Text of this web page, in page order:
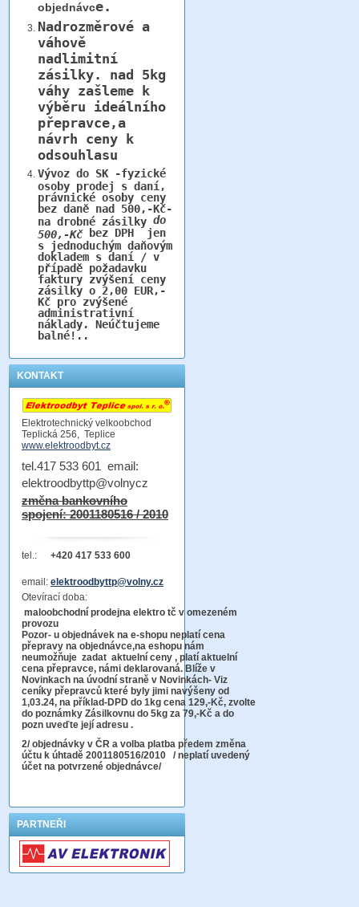
objednávce.
Nadrozměrové a
váhově
nadlimitní
zásilky. nad 5kg
váhy zašleme k
výběru ideálního
přepravce,a
návrh ceny k
odsouhlasu
Vývoz do SK -fyzické
osoby prodej s daní,
právnické osoby ceny
bez daně nad 500,-Kč-
na drobné zásilky do
500,-Kčbez DPH jen
s jednoduchým daňovým
dokladem s daní / v
případě požadavku
faktury zvýšení ceny
zásilky o 2,00 EUR,-
Kč pro zvýšené
administrativní
náklady. Neúčtujeme
balné!..
KONTAKT
Elektrotechnický velkoobchod
Teplická 256, Teplice
www.elektroodbyt.cz
tel.417 533 601 email:
elektroodbyttp@volnycz
změna bankovního
spojení: 2001180516 / 2010
tel.: +420 417 533 600
email: elektroodbyttp@volny.cz
Otevírací doba:
maloobchodní prodejna elektro tč v omezeném
provozu
Pozor- u objednávek na e-shopu neplatí cena
přepravy na objednávce,na eshopu nám
neumožňuje zadat aktuelní ceny , platí aktuelní
cena přepravce, námi deklarovaná. Blíže v
Novinkach na úvodní straně v Novinkách- Viz
ceníky přepravců které byly jimi navýšeny od
1,03.24, na příklad-DPD do 1kg cena 129,-Kč, zvolte
do poznámky Zásilkovnu do 5kg za 79,-Kč a do
pozn uveďte její adresu .
2/ objednávky v ČR a volba platba předem změna
účtu k úhtadě 2001180516/2010 / neplatí uvedený
účet na potvrzené objednávce/
PARTNEŘI